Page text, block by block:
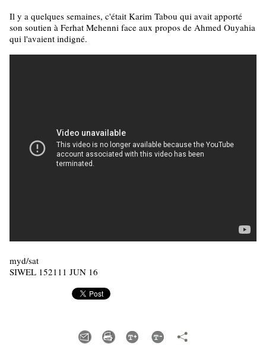
Il y a quelques semaines, c'était Karim Tabou qui avait apporté
son soutien à Ferhat Mehenni face aux propos de Ahmed Ouyahia
qui l'avaient indigné.
myd/sat
SIWEL 152111 JUN 16